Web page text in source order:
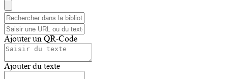
Ajouter un QR-Code
Ajouter du texte